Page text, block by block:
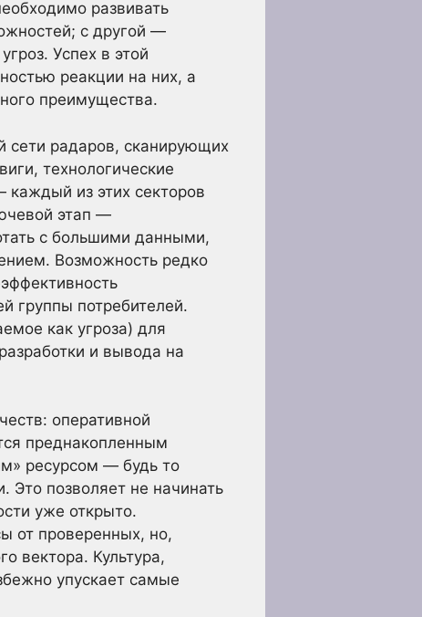
развивать
с другой —
Успех в этой
реакции на них, а
преимущества.
сети радаров, сканирующих
технологические
из этих секторов
этап —
с большими данными,
Возможность редко
группы потребителей.
как угроза) для
и вывода на
оперативной
преднакопленным
ресурсом — будь то
позволяет не начинать
уже открыто.
от проверенных, но,
вектора. Культура,
упускает самые